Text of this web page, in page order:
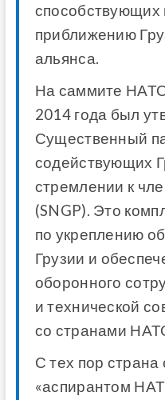
способствующих
приближению
альянса.
На саммите
2014 года был
Существенный
содействующих
стремлении к
(SNGP). Это
по укреплению
Грузии и
оборонного
и технической
со странами
С тех пор страна
«аспирантом